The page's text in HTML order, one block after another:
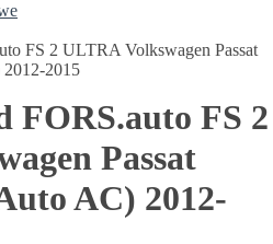
FS 2 ULTRA Volkswagen Passat
2015
FORS.auto FS 2
Passat
AC) 2012-